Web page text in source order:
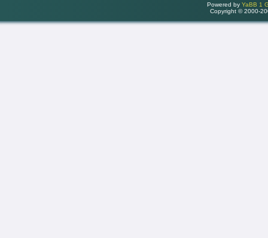
Powered by YaBB 1
Copyright © 2000-